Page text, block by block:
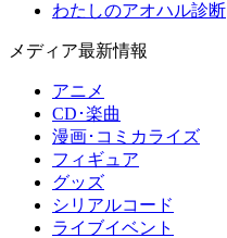
わたしのアオハル診断
メディア最新情報
アニメ
CD･楽曲
漫画･コミカライズ
フィギュア
グッズ
シリアルコード
ライブイベント